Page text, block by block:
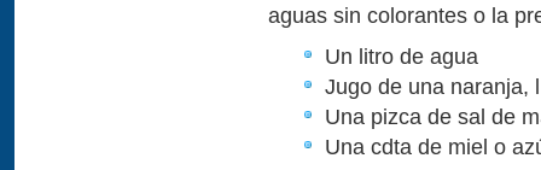
aguas sin colorantes o la
Un litro de agua
Jugo de una naranja,
Una pizca de sal de
Una cdta de miel o